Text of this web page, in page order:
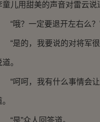
童儿用甜美的声音对雷云说
哦？一定要退开左右么？”
是的，我要说的对将军很
。
呵呵，我有什么事情会让
是”众人回答道。